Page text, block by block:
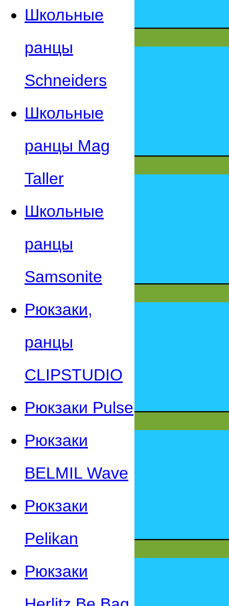
Школьные
ранцы
Schneiders
Школьные
ранцы Mag
Taller
Школьные
ранцы
Samsonite
Рюкзаки,
ранцы
CLIPSTUDIO
Рюкзаки Pulse
Рюкзаки
BELMIL Wave
Рюкзаки
Pelikan
Рюкзаки